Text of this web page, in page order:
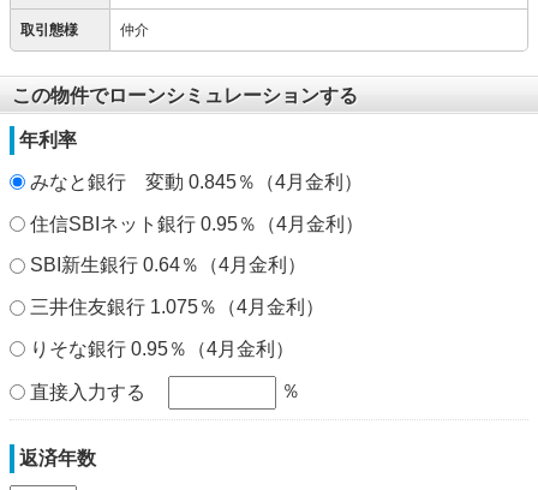
取引態様 仲介
この物件でローンシミュレーションする
年利率
みなと銀行 変動 0.845％（4月金利）
住信SBIネット銀行 0.95％（4月金利）
SBI新生銀行 0.64％（4月金利）
三井住友銀行 1.075％（4月金利）
りそな銀行 0.95％（4月金利）
直接入力する ％
返済年数